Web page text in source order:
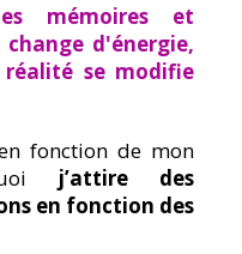
mémoires et
d'énergie,
réalité se modifie
fonction de mon
j’attire des
en fonction des